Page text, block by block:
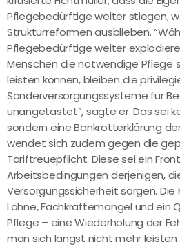
Pflegebedürftige weiter stiegen,
Strukturreformen ausblieben.
Pflegebedürftige weiter
Menschen die notwendige Pflege
leisten können, bleiben die
Sonderversorgungssysteme für
unangetastet”, sagte er. Das sei
sondern eine Bankrotterklärung der
wendet sich zudem gegen die
Tariftreuepflicht. Diese sei ein
Arbeitsbedingungen derjenigen,
Versorgungssicherheit sorgen. Die
Löhne, Fachkräftemangel und ein
Pflege – eine Wiederholung der
man sich längst nicht mehr leisten